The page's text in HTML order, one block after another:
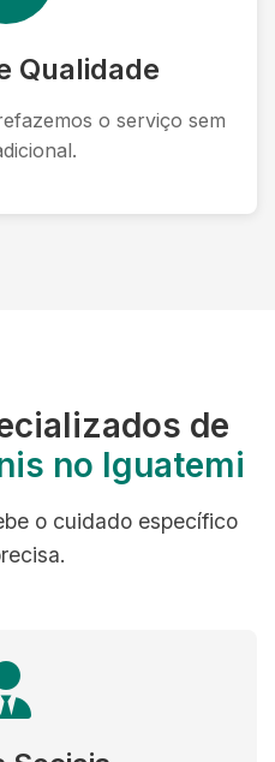
Qualidade
o serviço sem
de
no Iguatemi
o cuidado específico